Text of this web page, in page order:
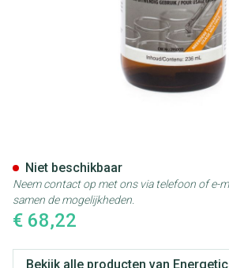
€ 68,22
Niet beschikbaar
Neem contact op met ons via telefoon of e-
samen de mogelijkheden.
Bekijk alle producten van